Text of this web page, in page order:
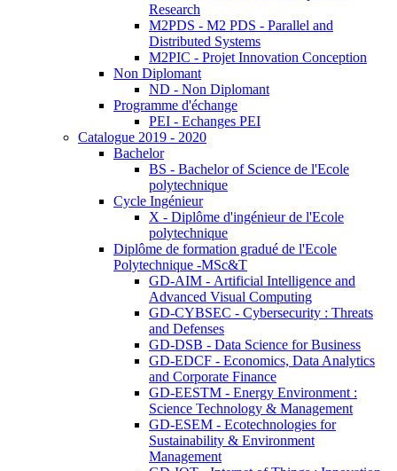
Research
M2PDS - M2 PDS - Parallel and
Distributed Systems
M2PIC - Projet Innovation Conception
Non Diplomant
ND - Non Diplomant
Programme d'échange
PEI - Echanges PEI
Catalogue 2019 - 2020
Bachelor
BS - Bachelor of Science de l'Ecole
polytechnique
Cycle Ingénieur
X - Diplôme d'ingénieur de l'Ecole
polytechnique
Diplôme de formation gradué de l'Ecole
Polytechnique -MSc&T
GD-AIM - Artificial Intelligence and
Advanced Visual Computing
GD-CYBSEC - Cybersecurity : Threats
and Defenses
GD-DSB - Data Science for Business
GD-EDCF - Economics, Data Analytics
and Corporate Finance
GD-EESTM - Energy Environment :
Science Technology & Management
GD-ESEM - Ecotechnologies for
Sustainability & Environment
Management